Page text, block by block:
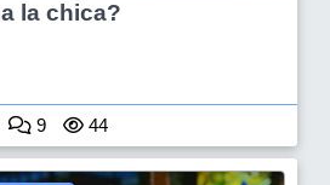
la chica?
9 44